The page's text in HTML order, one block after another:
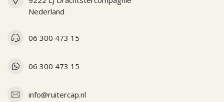
Nederland
06 300 473 15
06 300 473 15
info@ruitercap.nl